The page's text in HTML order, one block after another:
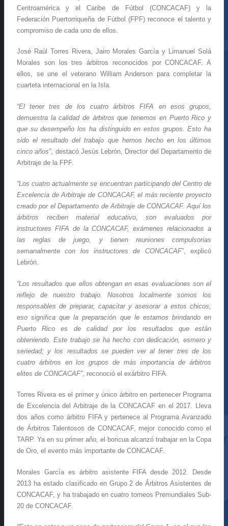
Centroamérica y el Caribe de Fútbol (CONCACAF) y la
Federación Puertorriqueña de Fútbol (FPF) reconoce el talento y
compromiso de cada uno de ellos.
José Raúl Torres Rivera, Jairo Morales García y Limanuel Solá
Morales son los tres árbitros reconocidos por CONCACAF. A
ellos, se une el veterano William Anderson para completar la
cuarteta internacional en la Isla.
“El tener tres de los cuatro árbitros FIFA en esos grupos,
demuestra la calidad de árbitros que tenemos en Puerto Rico y
que su desempeño los ha distinguido en estos grupos. Esto ha
sido el resultado del trabajo que hemos hecho en los últimos
cinco años”, destacó Jesús Lebrón, Director del Departamento de
Arbitraje de la FPF.
“Los cuatro actualmente se encuentran participando del Centro de
Excelencia de Arbitraje de CONCACAF, el más reciente proyecto
creado por el Departamento de Arbitraje de CONCACAF. Aquí los
árbitros reciben material educativo, son evaluados por
instructores FIFA de la CONCACAF, exámenes relacionados a
las reglas de juego, y tienen reuniones compulsorias
semanalmente con los instructores de CONCACAF”, explicó
Lebrón.
“Los resultados que ellos obtengan en esas evaluaciones son el
reflejo de nuestro trabajo. Nosotros localmente somos los
responsables de preparar, capacitar y asesorar a estos chicos,
eso significa que la preparación que le estamos brindando en
Puerto Rico es de calidad por los resultados que están
obteniendo. Este trabajo se ha hecho con dedicación, esmero y
seriedad; y los resultados se pueden ver al tener tres de los
cuatro árbitros en los grupos de más importancia de árbitros
elites de CONCACAF”, reconoció el exárbitro FIFA.
Torres Rivera es el primer y único árbitro en pertenecer Programa
de Excelencia del Arbitraje de la CONCACAF en el 2017. Lleva
dos años como árbitro FIFA y pertenece al Programa Avanzado
de Árbitros Talentosos de CONCACAF, mejor conocido como el
TARP. Ya en su primer año, el boricua alcanzó trabajar en la Copa
de Oro, el evento más importante de CONCACAF.
Morales García es árbitro asistente FIFA desde 2012. Desde
2013 ha estado clasificado en Grupo 2 de Árbitros Asistentes de
CONCACAF, y ha trabajado en cuatro torneos Premundiales Sub-
20 de CONCACAF.